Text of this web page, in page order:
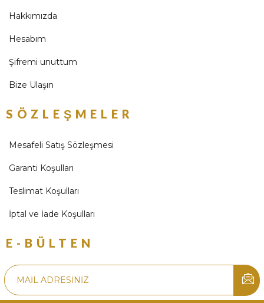
Hakkımızda
Hesabım
Şifremi unuttum
Bize Ulaşın
SÖZLEŞMELER
Mesafeli Satış Sözleşmesi
Garanti Koşulları
Teslimat Koşulları
İptal ve İade Koşulları
E-BÜLTEN